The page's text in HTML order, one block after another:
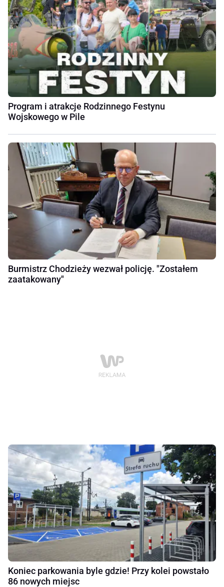
Program i atrakcje Rodzinnego Festynu
Wojskowego w Pile
Burmistrz Chodzieży wezwał policję. "Zostałem
zaatakowany"
Koniec parkowania byle gdzie! Przy kolei powstało
86 nowych miejsc